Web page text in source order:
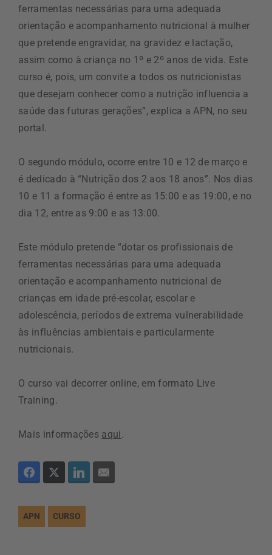
ferramentas necessárias para uma adequada
orientação e acompanhamento nutricional à mulher
que pretende engravidar, na gravidez e lactação,
assim como à criança no 1º e 2º anos de vida. Este
curso é, pois, um convite a todos os nutricionistas
que desejam conhecer como a nutrição influencia a
saúde das futuras gerações”, explica a APN, no seu
portal.
O segundo módulo, ocorre entre 10 e 12 de março e
é dedicado à “Nutrição dos 2 aos 18 anos”. Nos dias
10 e 11 a formação é entre as 15:00 e as 19:00, e no
dia 12, entre as 9:00 e as 13:00.
Este módulo pretende “dotar os profissionais de
ferramentas necessárias para uma adequada
orientação e acompanhamento nutricional de
crianças em idade pré-escolar, escolar e
adolescência, períodos de extrema vulnerabilidade
às influências ambientais e particularmente
nutricionais.
O curso vai decorrer online, em formato Live
Training.
Mais informações aqui.
APN CURSO